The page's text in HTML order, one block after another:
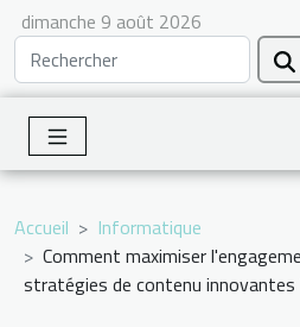
dimanche 9 août 2026
Accueil
Informatique
Comment maximiser
stratégies de contenu innovantes